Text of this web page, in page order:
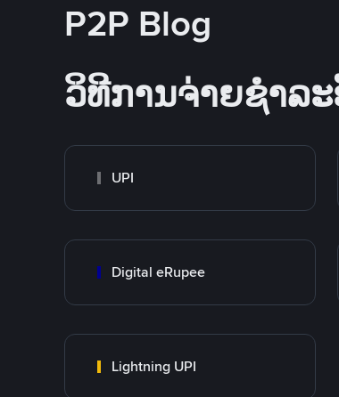
P2P Blog
ວິທີການຈ່າຍຊຳລ
UPI
Digital eRupee
Lightning UPI